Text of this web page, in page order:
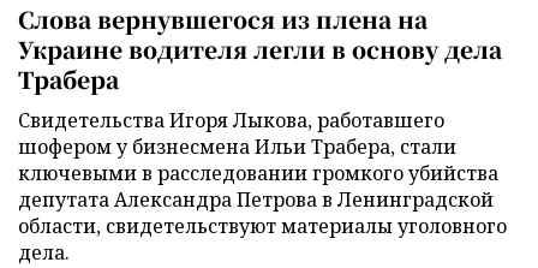
Слова вернувшегося из плена на
Украине водителя легли в основу дела
Трабера
Свидетельства Игоря Лыкова, работавшего
шофером у бизнесмена Ильи Трабера, стали
ключевыми в расследовании громкого убийства
депутата Александра Петрова в Ленинградской
области, свидетельствуют материалы уголовного
дела.